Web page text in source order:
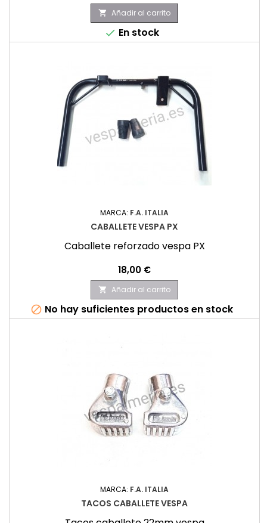
 Añadir al carrito
 En stock
MARCA: F.A. ITALIA
CABALLETE VESPA PX
Caballete reforzado vespa PX
Precio
18,00 €
 Añadir al carrito
 No hay suficientes productos en stock
MARCA: F.A. ITALIA
TACOS CABALLETE VESPA